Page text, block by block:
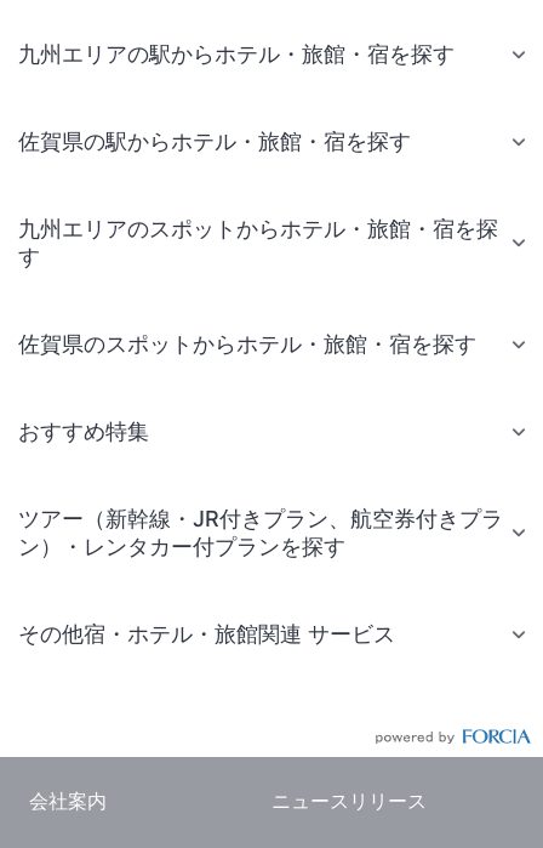
九州エリアの駅からホテル・旅館・宿を探す
佐賀県の駅からホテル・旅館・宿を探す
九州エリアのスポットからホテル・旅館・宿を探
す
佐賀県のスポットからホテル・旅館・宿を探す
おすすめ特集
ツアー（新幹線・JR付きプラン、航空券付きプラ
ン）・レンタカー付プランを探す
その他宿・ホテル・旅館関連 サービス
会社案内 ニュースリリース